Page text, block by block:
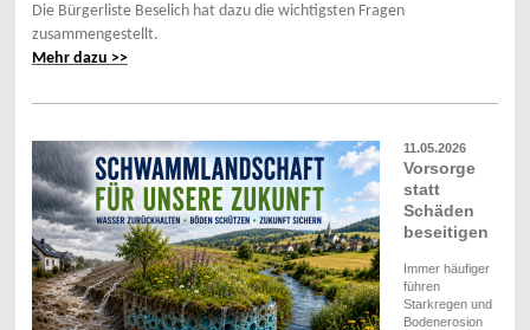
Die Bürgerliste Beselich hat dazu die wichtigsten Fragen
zusammengestellt.
Mehr dazu >>
11.05.2026
Vorsorge
statt
Schäden
beseitigen
Immer häufiger
führen
Starkregen und
Bodenerosion